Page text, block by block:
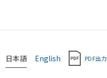
日本語 English PDF出力